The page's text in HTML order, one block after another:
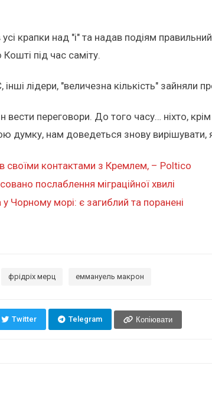
крапки над "і" та надав подіям
під час саміту.
лідери, "величезна кількість"
вести переговори. До того часу… ніхто,
думку, нам доведеться знову вирішувати,
своїми контактами з Кремлем, – Poltico
послаблення міграційної хвилі
у Чорному морі: є загиблий та поранені
фрідріх мерц еммануель макрон
Twitter Telegram Копіювати